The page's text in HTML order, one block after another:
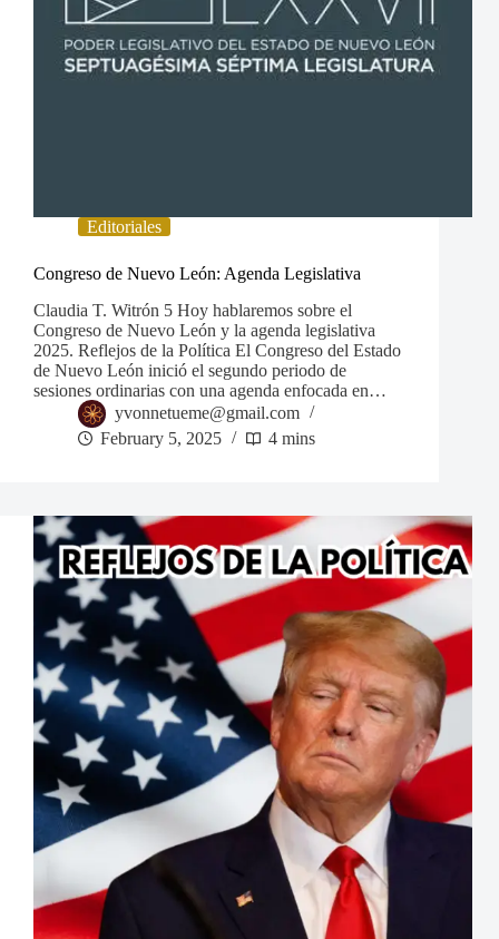
Editoriales
Congreso de Nuevo León: Agenda Legislativa
Claudia T. Witrón 5 Hoy hablaremos sobre el
Congreso de Nuevo León y la agenda legislativa
2025. Reflejos de la Política El Congreso del Estado
de Nuevo León inició el segundo periodo de
sesiones ordinarias con una agenda enfocada en…
yvonnetueme@gmail.com
February 5, 2025
4 mins